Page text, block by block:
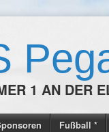
1 AN DER
Fußball *